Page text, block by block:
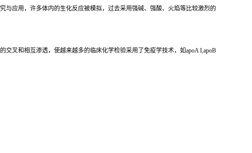
应用，许多体内的生化反应被模拟，过去采用强碱、强酸、火焰等比较激烈的
叉和相互渗透，使越来越多的临床化学检验采用了免疫学技术，如apoA I,apoB